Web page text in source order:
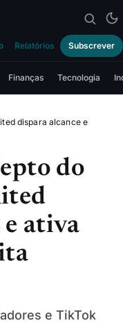
Relatórios Subscrever
Finanças Tecnologia
dispara alcance e
do
e ativa
e TikTok